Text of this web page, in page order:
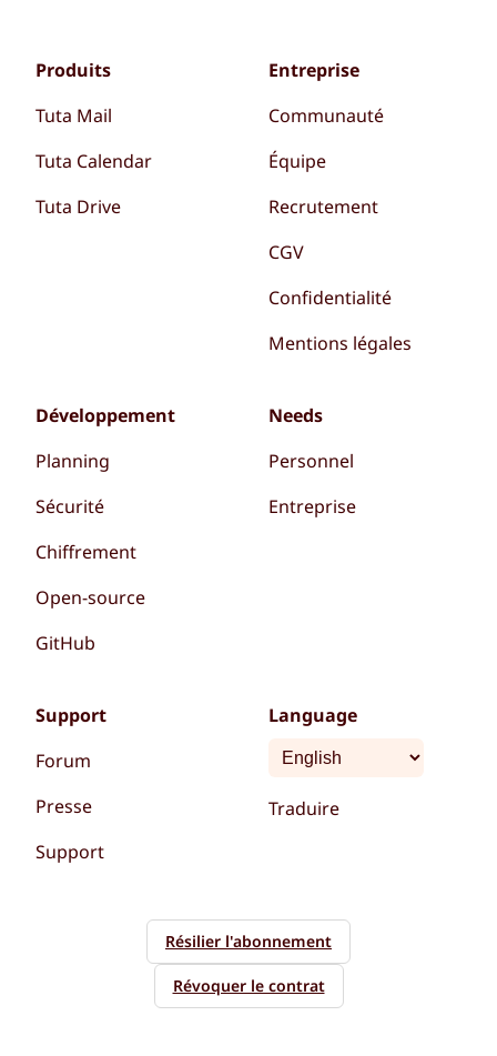
Produits
Tuta Mail
Tuta Calendar
Tuta Drive
Entreprise
Communauté
Équipe
Recrutement
CGV
Confidentialité
Mentions légales
Développement
Planning
Sécurité
Chiffrement
Open-source
GitHub
Needs
Personnel
Entreprise
Support
Forum
Presse
Support
Language
Traduire
Résilier l'abonnement
Révoquer le contrat